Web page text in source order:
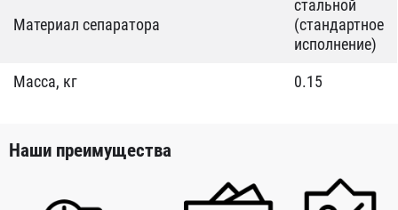
Материал сепаратора
стальной
(стандартное
исполнение)
Масса, кг
0.15
Наши преимущества